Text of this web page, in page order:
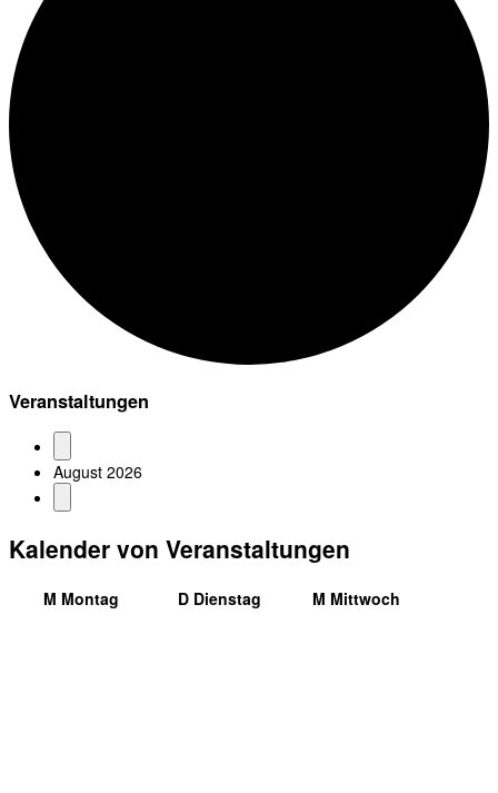
Veranstaltungen
August 2026
Kalender von Veranstaltungen
M Montag D Dienstag M Mittwoch